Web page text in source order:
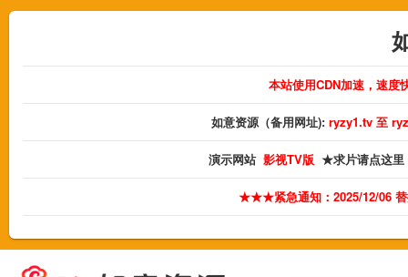
本站使用CDN加速，速度
如意资源（备用网址):ryzy1.tv 至
演示网站 影视TV版 ★求片请点这
★★★紧急通知：2025/12/06 替